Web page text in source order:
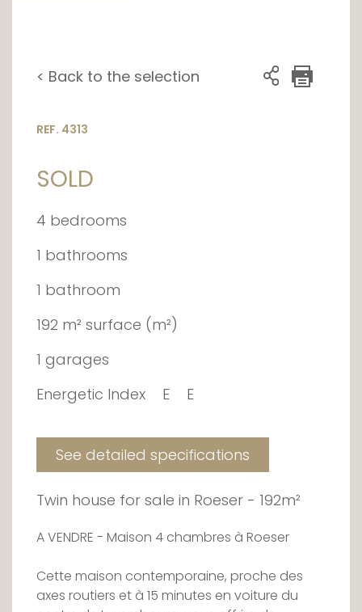
< Back to the selection
REF. 4313
SOLD
4 bedrooms
1 bathrooms
1 bathroom
192 m² surface (m²)
1 garages
Energetic Index
E E
See detailed specifications
Twin house for sale in Roeser - 192m²
A VENDRE - Maison 4 chambres à Roeser
Cette maison contemporaine, proche des
axes routiers et à 15 minutes en voiture du